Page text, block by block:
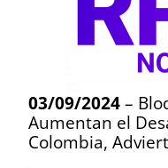
03/09/2024 –
Aumentan el
Colombia,